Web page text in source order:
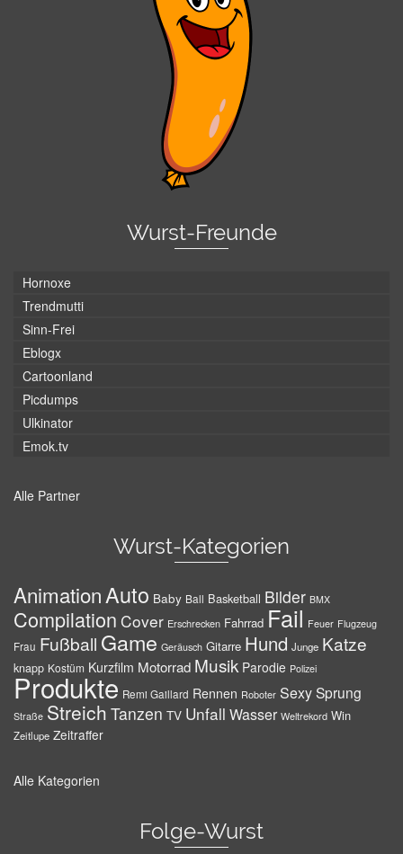
Wurst-Freunde
Hornoxe
Trendmutti
Sinn-Frei
Eblogx
Cartoonland
Picdumps
Ulkinator
Emok.tv
Alle Partner
Wurst-Kategorien
AnimationAuto Baby Ball Basketball Bilder BMX
Compilation Cover Erschrecken Fahrrad Fail Feuer Flugzeug
Frau Fußball Game Geräusch Gitarre Hund Junge Katze
knapp Kostüm Kurzfilm Motorrad Musik Parodie Polizei
Produkte Remi Gaillard Rennen Roboter SexySprung
Straße Streich Tanzen TV Unfall Wasser Weltrekord Win
Zeitlupe Zeitraffer
Alle Kategorien
Folge-Wurst